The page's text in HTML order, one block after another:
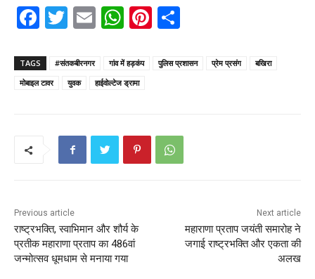
F
a
c
e
T
w
itt
er
E
m
ai
l
W
h
a
ts
p
p
Pi
nt
er ar
TAGS #संतकबीरनगर गांव में हड़कंप पुलिस प्रशासन प्रेम प्रसंग
बखिरा
मोबाइल टावर
युवक हाईवोल्टेज ड्रामा
Previous article
राष्ट्रभक्ति, स्वाभिमान और शौर्य के
प्रतीक महाराणा प्रताप का 486वां
जन्मोत्सव धूमधाम से मनाया गया
Next article
महाराणा प्रताप जयंती समारोह ने
जगाई राष्ट्रभक्ति और एकता की
अलख